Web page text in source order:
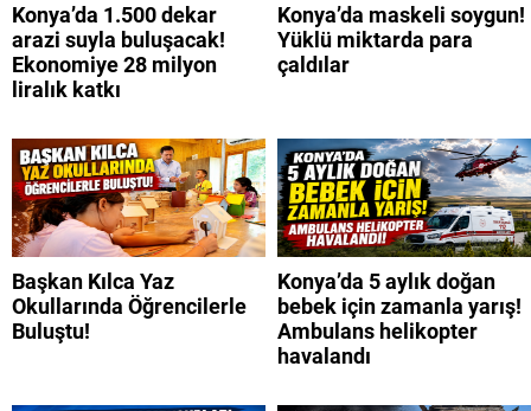
Konya’da 1.500 dekar
arazi suyla buluşacak!
Ekonomiye 28 milyon
liralık katkı
Konya’da maskeli soygun!
Yüklü miktarda para
çaldılar
Başkan Kılca Yaz
Okullarında Öğrencilerle
Buluştu!
Konya’da 5 aylık doğan
bebek için zamanla yarış!
Ambulans helikopter
havalandı